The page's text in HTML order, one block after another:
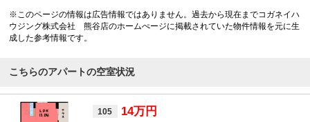
※このページの情報は広告情報ではありません。過去から現在までコガネイハ
ウジング株式会社 熊谷店のホームぺージに掲載されていた物件情報を元に生
成した参考情報です。
こちらのアパートの空室状況
105 14万円